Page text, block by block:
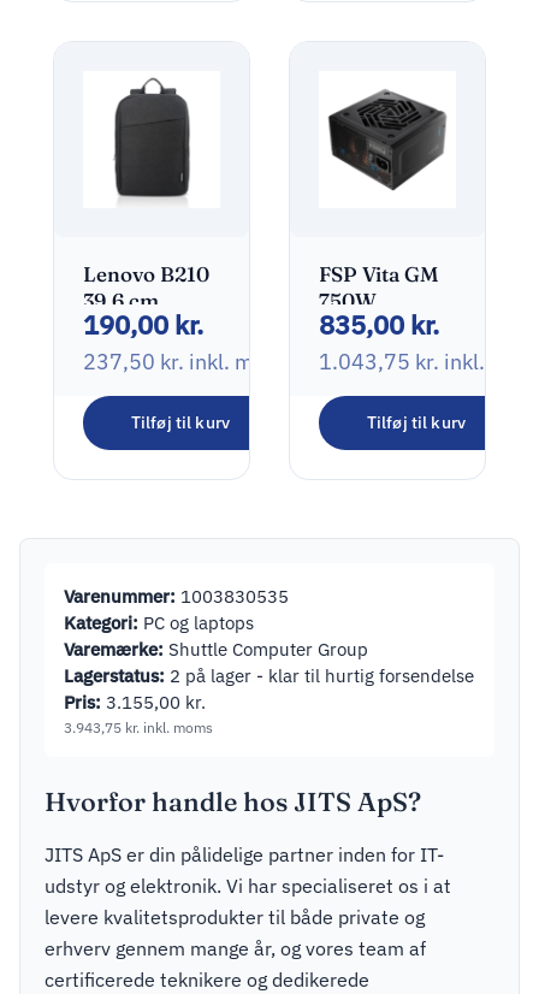
USB-C cable
included)
287,50kr.inkl. moms
Lenovo B210
39,6 cm
(15.6″)
Rygsæk Sort
190,00 kr.
237,50 kr. inkl. moms
Tilføj til kurv
FSP Vita GM
750W
Strømforsyning
Modular
750Watt
835,00 kr.
1.043,75 kr. inkl.
Tilføj til kurv
Varenummer: 1003830535
Kategori: PC og laptops
Varemærke: Shuttle Computer Group
Lagerstatus: 2 på lager - klar til hurtig forsendelse
Pris: 3.155,00 kr.
3.943,75 kr. inkl. moms
Hvorfor handle hos JITS ApS?
JITS ApS er din pålidelige partner inden for IT-
udstyr og elektronik. Vi har specialiseret os i at
levere kvalitetsprodukter til både private og
erhverv gennem mange år, og vores team af
certificerede teknikere og dedikerede